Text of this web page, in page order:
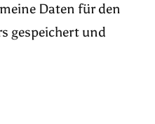
Daten für den
gespeichert und